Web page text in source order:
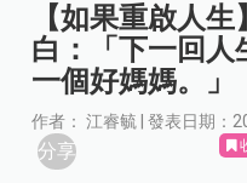
【如果重啟人
白：「下一回人
一個好媽媽。」
作者： 江睿毓 | 發表日期：
分享